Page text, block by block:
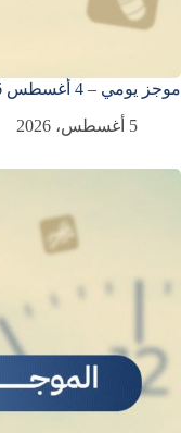
موجز يومي – 4 أغسطس 2026
5 أغسطس، 2026